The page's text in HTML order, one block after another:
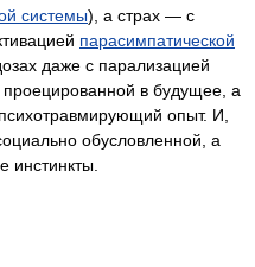
системы), а страх — с
парасимпатической
даже с парализацией
проецированной в будущее, а
опыт. И,
обусловленной, а
инстинкты.